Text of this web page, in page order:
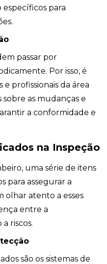
para
passar por
Por isso, é
profissionais da área
as mudanças e
a conformidade e
na Inspeção
uma série de itens
para assegurar a
olhar atento a esses
entre a
riscos.
são os sistemas de